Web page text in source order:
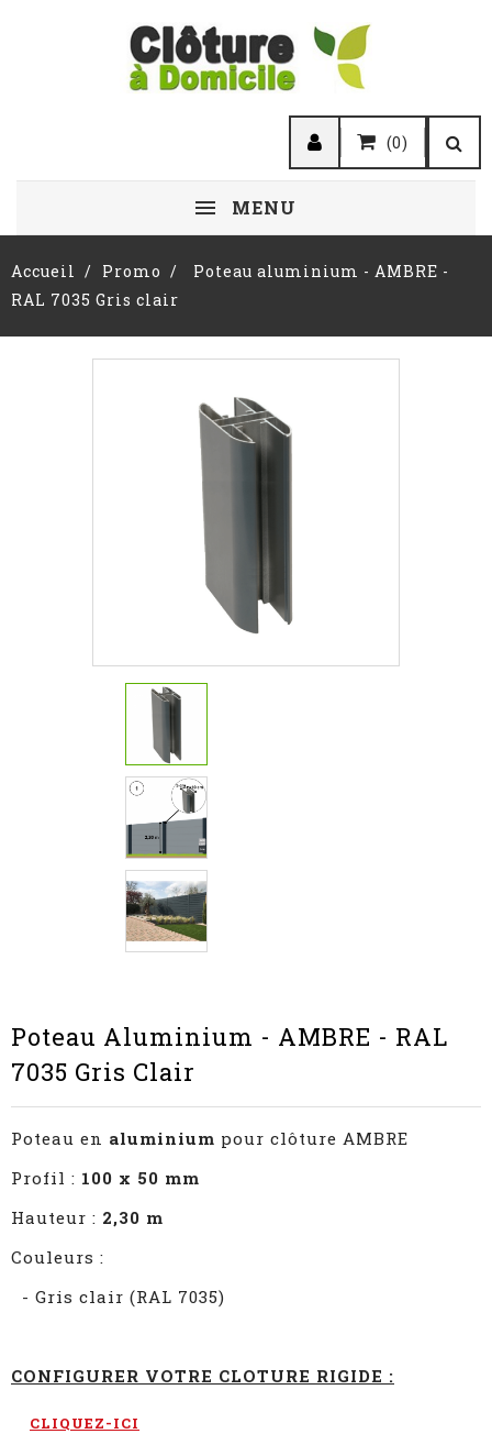
(0)
MENU
Accueil Promo
Poteau aluminium - AMBRE -
RAL 7035 Gris clair
Poteau Aluminium - AMBRE - RAL
7035 Gris Clair
Poteau en aluminium pour clôture AMBRE
Profil : 100 x 50 mm
Hauteur : 2,30 m
Couleurs :
- Gris clair (RAL 7035)
CONFIGURER VOTRE CLOTURE RIGIDE :
CLIQUEZ-ICI